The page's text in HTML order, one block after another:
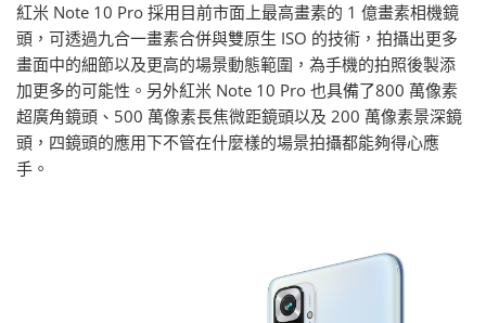
紅米 Note 10 Pro 採用目前市面上最高畫素的 1 億畫素相機鏡
頭，可透過九合一畫素合併與雙原生 ISO 的技術，拍攝出更多
畫面中的細節以及更高的場景動態範圍，為手機的拍照後製添
加更多的可能性。另外紅米 Note 10 Pro 也具備了800 萬像素
超廣角鏡頭、500 萬像素長焦微距鏡頭以及 200 萬像素景深鏡
頭，四鏡頭的應用下不管在什麼樣的場景拍攝都能夠得心應
手。